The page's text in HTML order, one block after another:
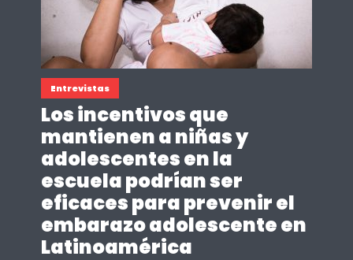
Entrevistas
Los incentivos que
mantienen a niñas y
adolescentes en la
escuela podrían ser
eficaces para prevenir el
embarazo adolescente en
Latinoamérica